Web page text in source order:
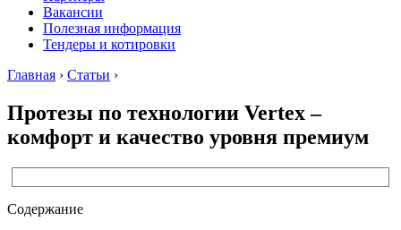
Вакансии
Полезная информация
Тендеры и котировки
Главная › Статьи ›
Протезы по технологии Vertex –
комфорт и качество уровня премиум
Содержание